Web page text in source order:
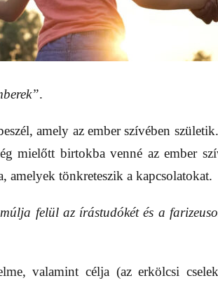
.
amely az ember szívében
mielőtt birtokba venné az ember
amelyek tönkreteszik a kapcsolatokat.
felül az írástudókét és a
valamint célja (az erkölcsi